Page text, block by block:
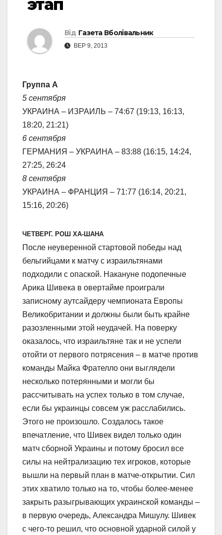
этап
Від Газета Вболівальник
ВЕР 9, 2013
Группа А
5 сентября
УКРАИНА – ИЗРАИЛЬ – 74:67 (19:13, 16:13,
18:20, 21:21)
6 сентября
ГЕРМАНИЯ – УКРАИНА – 83:88 (16:15, 14:24,
27:25, 26:24
8 сентября
УКРАИНА – ФРАНЦИЯ – 71:77 (16:14, 20:21,
15:16, 20:26)
ЧЕТВЕРГ. РОШ ХА-ШАНА
После неуверенной стартовой победы над
бельгийцами к матчу с израильтянами
подходили с опаской. Накануне подопечные
Арика Шивека в овертайме проиграли
записному аутсайдеру чемпионата Европы
Великобритании и должны были быть крайне
разозленными этой неудачей. На поверку
оказалось, что израильтяне так и не успели
отойти от первого потрясения – в матче против
команды Майка Фрателло они выглядели
несколько потерянными и могли бы
рассчитывать на успех только в том случае,
если бы украинцы совсем уж расслабились.
Этого не произошло. Создалось такое
впечатление, что Шивек видел только один
матч сборной Украины и потому бросил все
силы на нейтрализацию тех игроков, которые
вышли на первый план в матче-открытии. Сил
этих хватило только на то, чтобы более-менее
закрыть разыгрывающих украинской команды –
в первую очередь, Александра Мишулу. Шивек
с чего-то решил, что основной ударной силой у